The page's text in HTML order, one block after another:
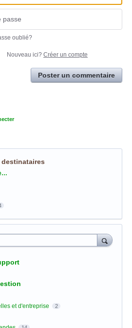
oublié?
Nouveau ici? Créer un compte
Poster un commentaire
destinataires
et d'entreprise 2